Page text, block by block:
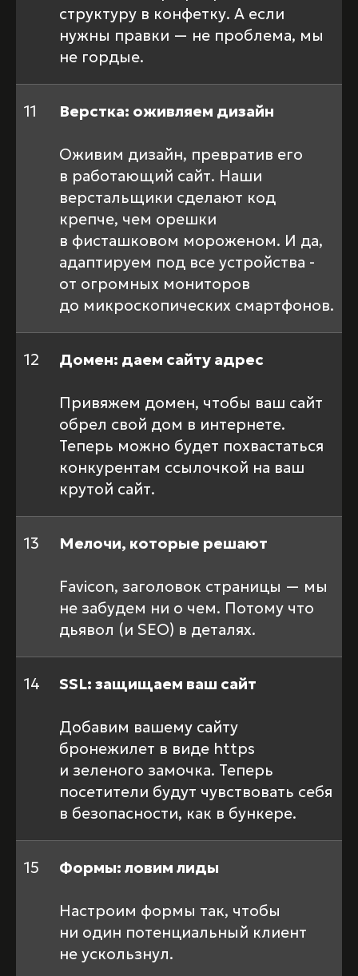
структуру в конфетку. А если
нужны правки — не проблема, мы
не гордые.
11 Верстка: оживляем дизайн
Оживим дизайн, превратив его
в работающий сайт. Наши
верстальщики сделают код
крепче, чем орешки
в фисташковом мороженом. И да,
адаптируем под все устройства -
от огромных мониторов
до микроскопических смартфонов.
12 Домен: даем сайту адрес
Привяжем домен, чтобы ваш сайт
обрел свой дом в интернете.
Теперь можно будет похвастаться
конкурентам ссылочкой на ваш
крутой сайт.
13 Мелочи, которые решают
Favicon, заголовок страницы — мы
не забудем ни о чем. Потому что
дьявол (и SEO) в деталях.
14 SSL: защищаем ваш сайт
Добавим вашему сайту
бронежилет в виде https
и зеленого замочка. Теперь
посетители будут чувствовать себя
в безопасности, как в бункере.
15 Формы: ловим лиды
Настроим формы так, чтобы
ни один потенциальный клиент
не ускользнул.